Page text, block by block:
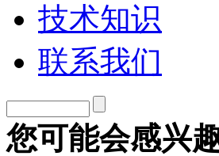
技术知识
联系我们
您可能会感兴